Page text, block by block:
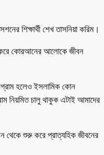
শিক্ষার্থী শেখ তাসনিয়া করিম।
করে কোরআনের আলোকে জীবন
হলেও ইসলামিক কোন
নিয়মিত চালু থাকুক এটাই আমাদের
থেকে শুরু করে প্রাত্যহিক জীবনের